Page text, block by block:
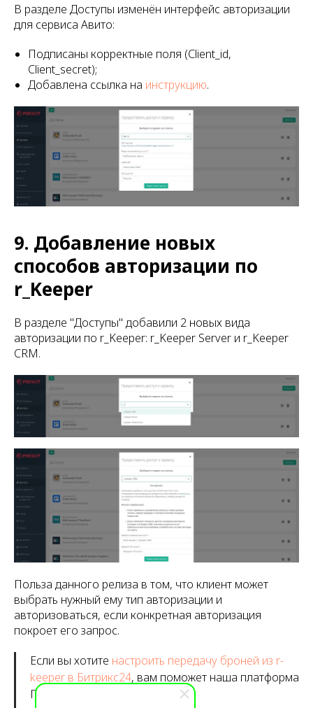
В разделе Доступы изменён интерфейс авторизации
для сервиса Авито:
Подписаны корректные поля (Сlient_id,
Client_secret);
Добавлена ссылка на инструкцию.
9. Добавление новых
способов авторизации по
r_Keeper
В разделе "Доступы" добавили 2 новых вида
авторизации по r_Keeper: r_Keeper Server и r_Keeper
CRM.
Польза данного релиза в том, что клиент может
выбрать нужный ему тип авторизации и
авторизоваться, если конкретная авторизация
покроет его запрос.
Если вы хотите настроить передачу броней из r-
keeper в Битрикс24, вам поможет наша платформа
Пинкит.